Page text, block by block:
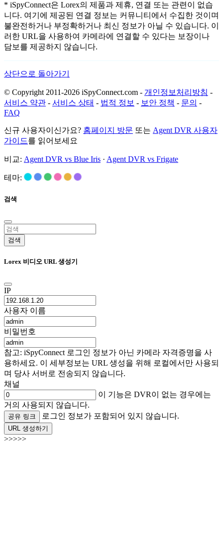
* iSpyConnect은 Lorex의 제품과 제휴, 연결 또는 관련이 없습
니다. 여기에 제공된 연결 정보는 커뮤니티에서 수집한 것이며
불완전하거나 부정확하거나 최신 정보가 아닐 수 있습니다. 이
러한 URL을 사용하여 카메라에 연결할 수 있다는 보장이나
담보를 제공하지 않습니다.
상단으로 돌아가기
© Copyright 2011-2026 iSpyConnect.com - 개인정보처리방침 -
서비스 약관 - 서비스 상태 - 법적 정보 - 보안 정책 - 문의 -
FAQ
신규 사용자이신가요? 홈페이지 방문 또는 Agent DVR 사용자
가이드를 읽어보세요
비교: Agent DVR vs Blue Iris · Agent DVR vs Frigate
테마:
검색
검색
Lorex 비디오 URL 생성기
IP
사용자 이름
비밀번호
참고: iSpyConnect 로그인 정보가 아닌 카메라 자격증명을 사
용하세요. 이 세부정보는 URL 생성을 위해 로컬에서만 사용되
며 당사 서버로 전송되지 않습니다.
채널
이 기능은 DVR이 없는 경우에는
거의 사용되지 않습니다.
공유 링크 로그인 정보가 포함되어 있지 않습니다.
URL 생성하기
>>>>>